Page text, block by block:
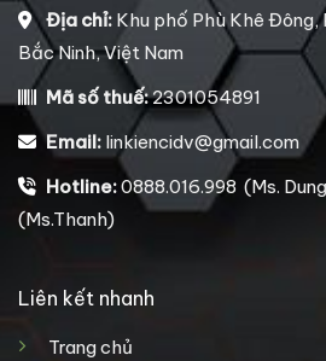
Địa chỉ: Khu phố Phù Khê Đông,
Bắc Ninh, Việt Nam
Mã số thuế:2301054891
Email: linkiencidv@gmail.com
Hotline:0888.016.998 (Ms.
(Ms.Thanh)
Liên kết nhanh
Trang chủ